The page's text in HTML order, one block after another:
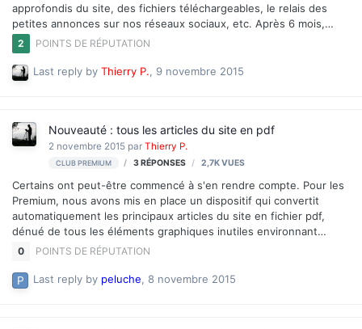
approfondis du site, des fichiers téléchargeables, le relais des
petites annonces sur nos réseaux sociaux, etc. Après 6 mois,
nous sommes arrivés à un palier d'abonnés significatif, et nous
souhaitions en profiter pour vivement remercier tous ces abonnés
Premium (ils se reconnaîtront) qui nous ont fait confiance pour 1
an ou même pour 2 ans. Nous en sommes très touchés. Certains
liberté éditoriale et un ton critiq…
Last reply by Thierry P., 9 novembre 2015
2 POINTS DE RÉPUTATION
Nouveauté : tous les articles du site en pdf
2 novembre 2015 par Thierry P.
CLUB PREMIUM 3RÉPONSES 2,7KVUES
Certains ont peut-être commencé à s'en rendre compte. Pour les
Premium, nous avons mis en place un dispositif qui convertit
automatiquement les principaux articles du site en fichier pdf,
dénué de tous les éléments graphiques inutiles environnant
l'article (publicités, colonne de droite, commentaires, haut et bas
plage ! Le pdf est par ailleurs beaucoup plus "propre" et pratique à
imprimer que des pages html (n'imprimez que si nécessaire, la
Last reply by peluche, 8 novembre 2015
0 POINTS DE RÉPUTATION